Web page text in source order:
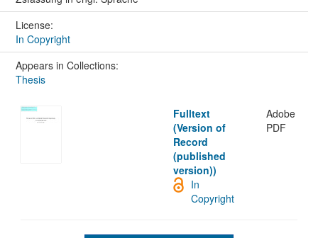
License:
In Copyright
Appears in Collections:
Thesis
Fulltext
(Version of
Record
(published
version))
Adobe
PDF
In
Copyright